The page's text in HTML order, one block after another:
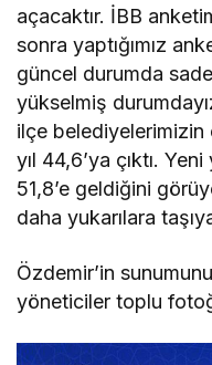
açacaktır. İBB
sonra yaptığımız
güncel durumda
yükselmiş
ilçe belediyelerimizin
yıl 44,6’ya çıktı.
51,8’e geldiğini
daha yukarılara
Özdemir’in
yöneticiler toplu